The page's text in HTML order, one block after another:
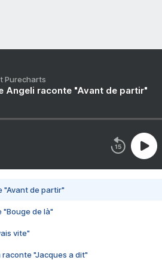
Purecharts
Angeli raconte "Avant de partir"
"Avant de partir"
"Bouge de là"
vite"
raconte "Jacques a dit"